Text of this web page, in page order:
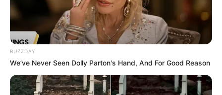
by • December 7, 2025
BUZZDAY
We’ve Never Seen Dolly Parton's Hand, And For Good Reason